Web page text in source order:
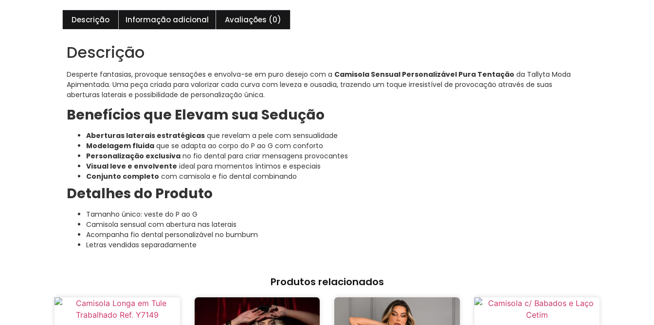
Descrição Informação adicional Avaliações (0)
Descrição
Desperte fantasias, provoque sensações e envolva-se em puro desejo com a Camisola Sensual Personalizável Pura Tentação da Tallyta Moda
Apimentada. Uma peça criada para valorizar cada curva com leveza e ousadia, trazendo um toque irresistível de provocação através de suas
aberturas laterais e possibilidade de personalização única.
Benefícios que Elevam sua Sedução
Aberturas laterais estratégicas que revelam a pele com sensualidade
Modelagem fluida que se adapta ao corpo do P ao G com conforto
Personalização exclusiva no fio dental para criar mensagens provocantes
Visual leve e envolvente ideal para momentos íntimos e especiais
Conjunto completo com camisola e fio dental combinando
Detalhes do Produto
Tamanho único: veste do P ao G
Camisola sensual com abertura nas laterais
Acompanha fio dental personalizável no bumbum
Letras vendidas separadamente
Produtos relacionados